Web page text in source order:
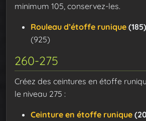
minimum 105, conservez-les.
Rouleau d’étoffe runique (185)
(925)
260-275
Créez des ceintures en étoffe
le niveau 275 :
Ceinture en étoffe runique